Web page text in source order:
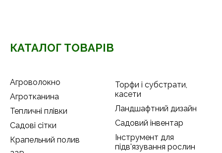
КАТАЛОГ ТОВАРІВ
Агроволокно
Агротканина
Тепличні плівки
Садові сітки
Крапельний полив
Торфи і субстрати,
касети
Ландшафтний дизайн
Садовий інвентар
Інструмент для
підв'язування рослин